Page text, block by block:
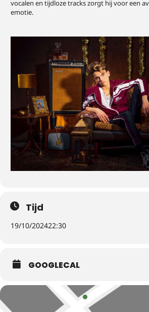
vocalen en tijdloze tracks zorgt hij voor een
emotie.
Tijd
19/10/202422:30
GOOGLECAL